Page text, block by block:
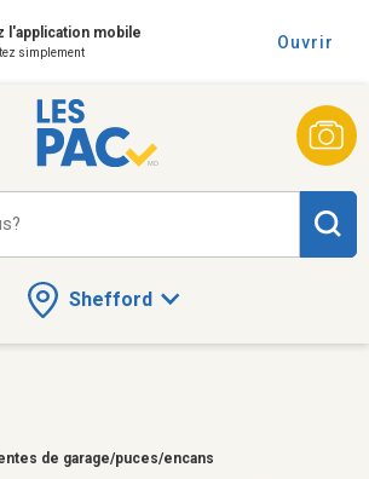
l'application mobile
simplement
Ouvrir
Shefford
de garage/puces/encans